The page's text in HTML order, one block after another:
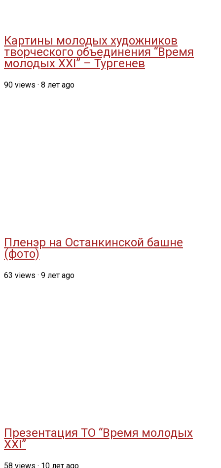
Картины молодых художников
творческого объединения “Время
молодых XXI” – Тургенев
90 views · 8 лет ago
Пленэр на Останкинской башне
(фото)
63 views · 9 лет ago
Презентация ТО “Время молодых
XXI”
58 views · 10 лет ago